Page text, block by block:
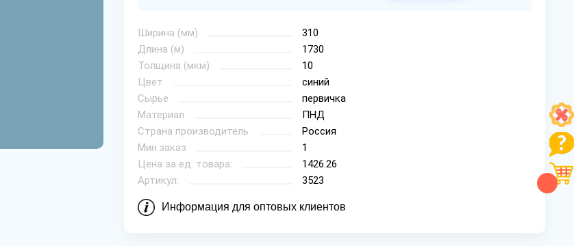
Ширина (мм)
310
Длина (м)
1730
Толщина (мкм)
10
Цвет
синий
Сырье
первичка
Материал
ПНД
Страна производитель
Россия
Мин.заказ
1
Цена за ед. товара:
1426.26
Артикул:
3523
Информация для оптовых клиентов